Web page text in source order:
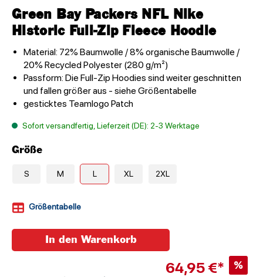
Green Bay Packers NFL Nike
Historic Full-Zip Fleece Hoodie
Material: 72% Baumwolle / 8% organische Baumwolle /
20% Recycled Polyester (280 g/m²)
Passform: Die Full-Zip Hoodies sind weiter geschnitten
und fallen größer aus - siehe Größentabelle
gesticktes Teamlogo Patch
Sofort versandfertig, Lieferzeit (DE): 2-3 Werktage
Größe
S M L XL 2XL
Größentabelle
64,95 €* %
In den Warenkorb